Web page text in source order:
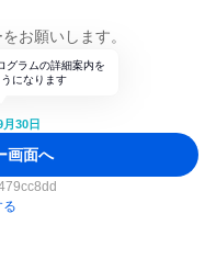
お願いします。
グラムの詳細案内を
になります
30日
画面へ
る